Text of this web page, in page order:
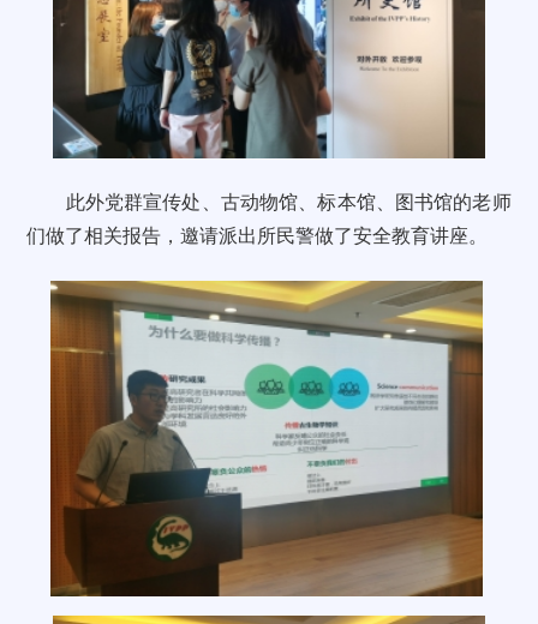
此外党群宣传处、古动物馆、标本馆、图书馆的老师
们做了相关报告，邀请派出所民警做了安全教育讲座。